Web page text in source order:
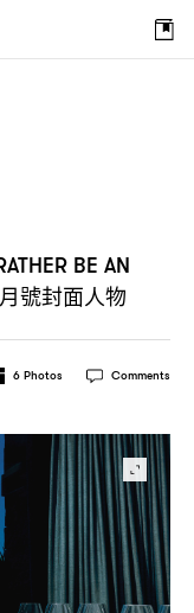
BE AN
號封面人物
6 Photos Comments
八月號封